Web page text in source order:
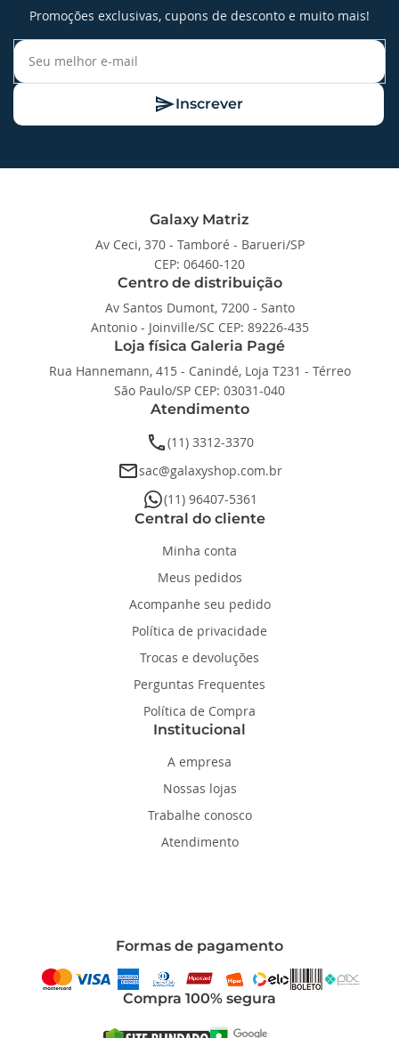
Promoções exclusivas, cupons de desconto e muito mais!
Inscrever
Galaxy Matriz
Av Ceci, 370 - Tamboré - Barueri/SP
CEP: 06460-120
Centro de distribuição
Av Santos Dumont, 7200 - Santo
Antonio - Joinville/SC CEP: 89226-435
Loja física Galeria Pagé
Rua Hannemann, 415 - Canindé, Loja T231 - Térreo
São Paulo/SP CEP: 03031-040
Atendimento
phone(11) 3312-3370
emailsac@galaxyshop.com.br
whatsapp(11) 96407-5361
Central do cliente
Minha conta
Meus pedidos
Acompanhe seu pedido
Política de privacidade
Trocas e devoluções
Perguntas Frequentes
Política de Compra
Institucional
A empresa
Nossas lojas
Trabalhe conosco
Atendimento
Formas de pagamento
Compra 100% segura